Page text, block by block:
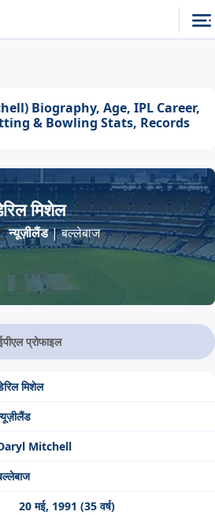
Biography, Age, IPL Career,
& Bowling Stats, Records
मिशेल
न्यूज़ीलैंड| बल्लेबाज
प्रोफाइल
मिशेल
Mitchell
20 मई, 1991 (35 वर्ष)